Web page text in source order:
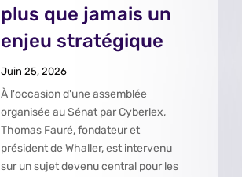
plus que jamais un
enjeu stratégique
Juin 25, 2026
À l'occasion d'une assemblée
organisée au Sénat par Cyberlex,
Thomas Fauré, fondateur et
président de Whaller, est intervenu
sur un sujet devenu central pour les